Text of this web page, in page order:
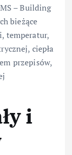
– Building
bieżące
temperatur,
ciepła
przepisów,
i